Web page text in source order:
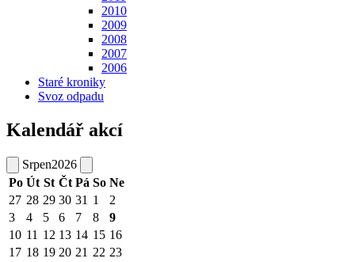
2010
2009
2008
2007
2006
Staré kroniky
Svoz odpadu
Kalendář akcí
Srpen2026
Po Út St Čt Pá So Ne
27 28 29 30 31 1
2
3
4 5 6 7 8
9
10 11 12 13 14 15 16
17 18 19 20 21 22 23